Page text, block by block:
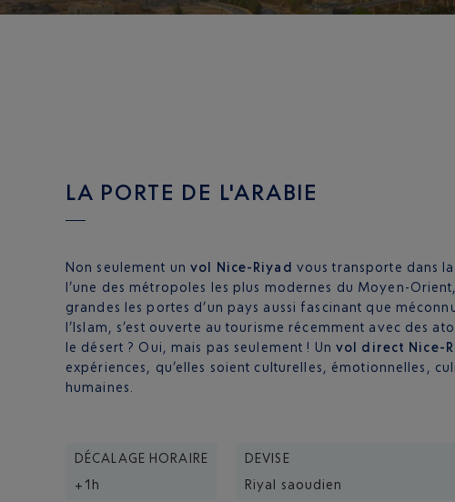
LA PORTE DE L'ARABIE
Non seulement unvol Nice-Riyad vous transporte dans
l’une des métropoles les plus modernes du Moyen-
grandes les portes d’un pays aussi fascinant que
l’Islam, s’est ouverte au tourisme récemment avec des
le désert ? Oui, mais pas seulement ! Un vol direct Nice-
expériences, qu’elles soient culturelles, émotionnelles,
humaines.
DÉCALAGE HORAIRE
+1h
DEVISE
Riyal saoudien